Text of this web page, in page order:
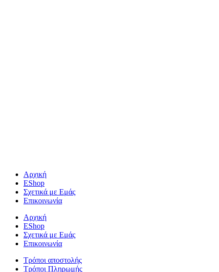
Αρχική
EShop
Σχετικά με Εμάς
Επικοινωνία
Αρχική
EShop
Σχετικά με Εμάς
Επικοινωνία
Τρόποι αποστολής
Τρόποι Πληρωμής